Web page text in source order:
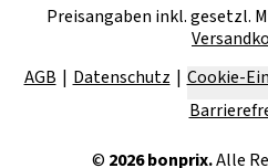
Preisangaben inkl. gesetzl.
AGB
Datenschutz Cookie-
© 2026bonprix.Alle